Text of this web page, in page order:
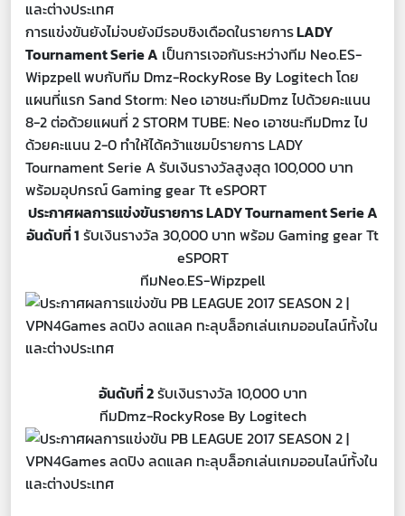
การแข่งขันยังไม่จบยังมีรอบชิงเดือดในรายการLADY
Tournament Serie A เป็นการเจอกันระหว่างทีม Neo.ES-
Wipzpell พบกับทีม Dmz-RockyRose By Logitech โดย
แผนที่แรก Sand Storm: Neo เอาชนะทีมDmz ไปด้วยคะแนน
8-2 ต่อด้วยแผนที่ 2 STORM TUBE: Neo เอาชนะทีมDmz ไป
ด้วยคะแนน 2-0 ทำให้ได้คว้าแชมป์รายการ LADY
Tournament Serie A รับเงินรางวัลสูงสุด 100,000 บาท
พร้อมอุปกรณ์ Gaming gear Tt eSPORT
ประกาศผลการแข่งขันรายการ LADY Tournament Serie A
อันดับที่ 1 รับเงินรางวัล 30,000 บาท พร้อม Gaming gear Tt
eSPORT
ทีมNeo.ES-Wipzpell
อันดับที่ 2รับเงินรางวัล 10,000 บาท
ทีมDmz-RockyRose By Logitech